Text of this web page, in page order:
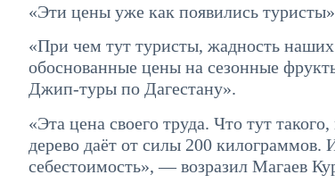
«Эти цены уже как появились
«При чем тут туристы, жадность наших
обоснованные цены на сезонные
Джип-туры по Дагестану».
«Эта цена своего труда. Что тут
дерево даёт от силы 200 килограммов.
себестоимость», — возразил Магаев